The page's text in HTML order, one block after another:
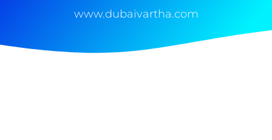
www.dubaivartha.com